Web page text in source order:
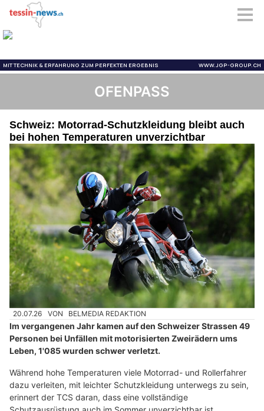
OFENPASS
Schweiz: Motorrad-Schutzkleidung bleibt auch
bei hohen Temperaturen unverzichtbar
20.07.26 VON BELMEDIA REDAKTION
Im vergangenen Jahr kamen auf den Schweizer Strassen 49
Personen bei Unfällen mit motorisierten Zweirädern ums
Leben, 1'085 wurden schwer verletzt.
Während hohe Temperaturen viele Motorrad- und Rollerfahrer
dazu verleiten, mit leichter Schutzkleidung unterwegs zu sein,
erinnert der TCS daran, dass eine vollständige